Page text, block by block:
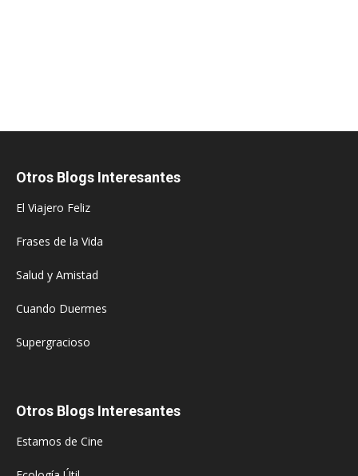
Otros Blogs Interesantes
El Viajero Feliz
Frases de la Vida
Salud y Amistad
Cuando Duermes
Supergracioso
Otros Blogs Interesantes
Estamos de Cine